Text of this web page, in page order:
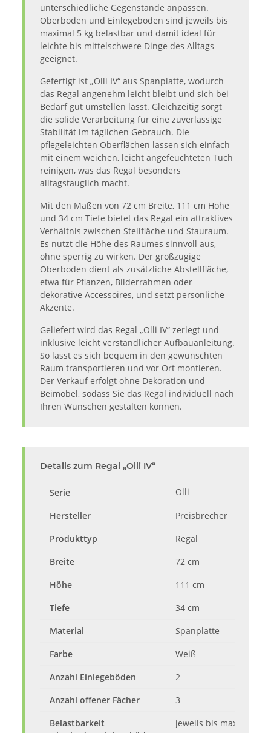
unterschiedliche Gegenstände anpassen.
Oberboden und Einlegeböden sind jeweils bis
maximal 5 kg belastbar und damit ideal für
leichte bis mittelschwere Dinge des Alltags
geeignet.
Gefertigt ist „Olli IV“ aus Spanplatte, wodurch
das Regal angenehm leicht bleibt und sich bei
Bedarf gut umstellen lässt. Gleichzeitig sorgt
die solide Verarbeitung für eine zuverlässige
Stabilität im täglichen Gebrauch. Die
pflegeleichten Oberflächen lassen sich einfach
mit einem weichen, leicht angefeuchteten Tuch
reinigen, was das Regal besonders
alltagstauglich macht.
Mit den Maßen von 72 cm Breite, 111 cm Höhe
und 34 cm Tiefe bietet das Regal ein attraktives
Verhältnis zwischen Stellfläche und Stauraum.
Es nutzt die Höhe des Raumes sinnvoll aus,
ohne sperrig zu wirken. Der großzügige
Oberboden dient als zusätzliche Abstellfläche,
etwa für Pflanzen, Bilderrahmen oder
dekorative Accessoires, und setzt persönliche
Akzente.
Geliefert wird das Regal „Olli IV“ zerlegt und
inklusive leicht verständlicher Aufbauanleitung.
So lässt es sich bequem in den gewünschten
Raum transportieren und vor Ort montieren.
Der Verkauf erfolgt ohne Dekoration und
Beimöbel, sodass Sie das Regal individuell nach
Ihren Wünschen gestalten können.
Details zum Regal „Olli IV“
Serie Olli
Hersteller
Preisbrecher
Produkttyp
Regal
Breite
72 cm
Höhe
111 cm
Tiefe
34 cm
Material
Spanplatte
Farbe
Weiß
Anzahl Einlegeböden
2
Anzahl offener Fächer
3
Belastbarkeit
jeweils bis max. 5 kg